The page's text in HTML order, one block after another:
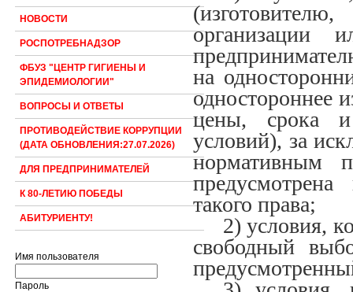
НОВОСТИ
РОСПОТРЕБНАДЗОР
ФБУЗ "ЦЕНТР ГИГИЕНЫ И
ЭПИДЕМИОЛОГИИ"
ВОПРОСЫ И ОТВЕТЫ
ПРОТИВОДЕЙСТВИЕ КОРРУПЦИИ
(ДАТА ОБНОВЛЕНИЯ:27.07.2026)
ДЛЯ ПРЕДПРИНИМАТЕЛЕЙ
К 80-ЛЕТИЮ ПОБЕДЫ
АБИТУРИЕНТУ!
Имя пользователя
Пароль
организации
на
одностороннее
цены, срока и
условий), за
нормативным
предусмотрена
такого права;
2) условия,
свободный